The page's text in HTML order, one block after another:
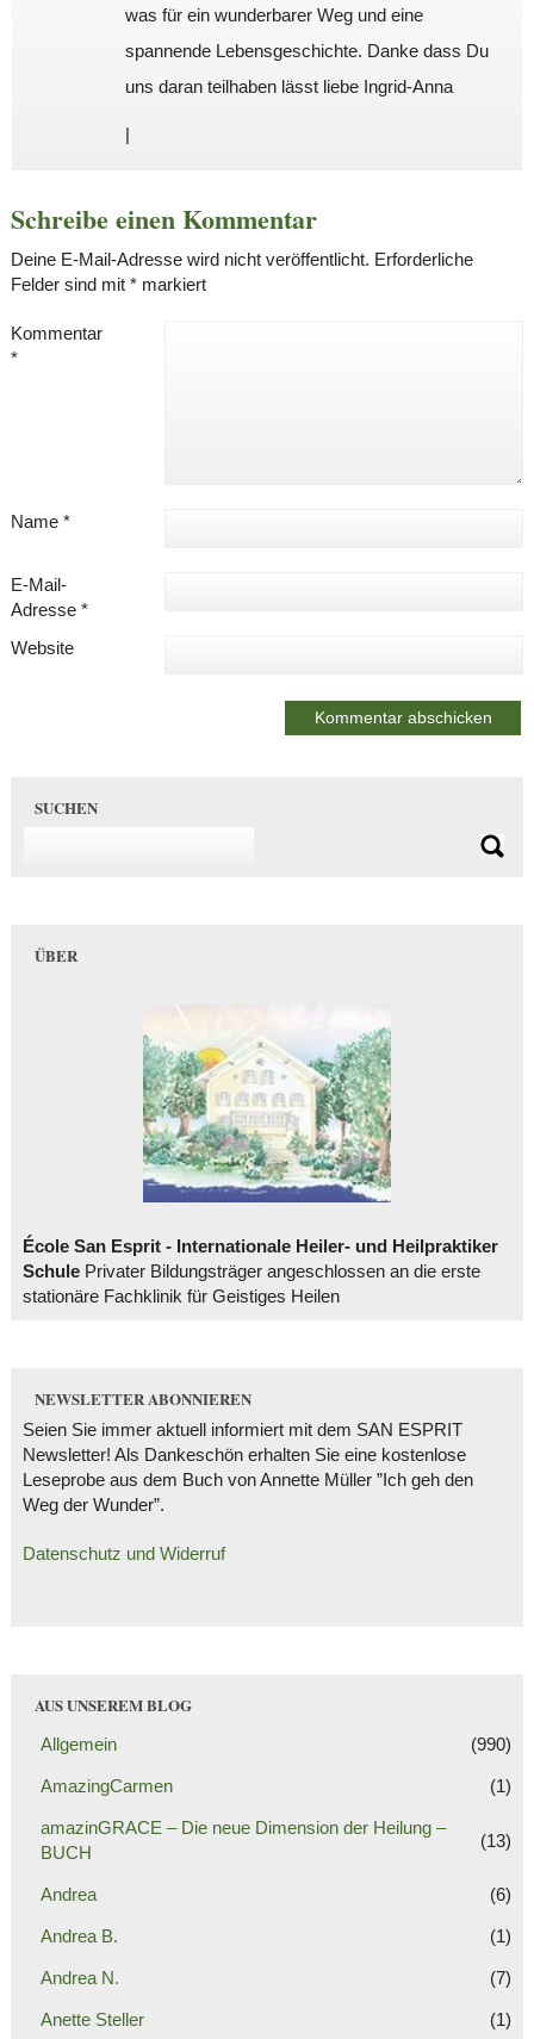
was für ein wunderbarer Weg und eine
spannende Lebensgeschichte. Danke dass Du
uns daran teilhaben lässt liebe Ingrid-Anna
|
Schreibe einen Kommentar
Deine E-Mail-Adresse wird nicht veröffentlicht. Erforderliche
Felder sind mit *markiert
Kommentar
*
Name *
E-Mail-
Adresse *
Website
SUCHEN
ÜBER
École San Esprit - Internationale Heiler- und Heilpraktiker
SchulePrivater Bildungsträger angeschlossen an die erste
stationäre Fachklinik für Geistiges Heilen
NEWSLETTER ABONNIEREN
Seien Sie immer aktuell informiert mit dem SAN ESPRIT
Newsletter! Als Dankeschön erhalten Sie eine kostenlose
Leseprobe aus dem Buch von Annette Müller ”Ich geh den
Weg der Wunder”.
Datenschutz und Widerruf
AUS UNSEREM BLOG
Allgemein (990)
AmazingCarmen (1)
amazinGRACE – Die neue Dimension der Heilung –
BUCH
(13)
Andrea (6)
Andrea B. (1)
Andrea N. (7)
Anette Steller (1)